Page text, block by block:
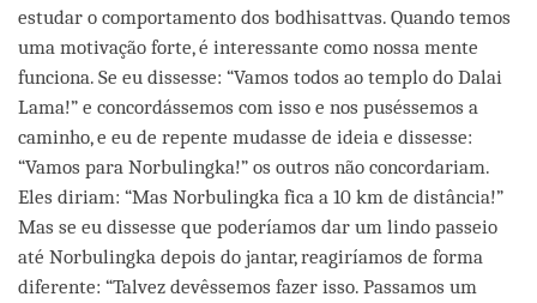
estudar o comportamento dos bodhisattvas. Quando temos
uma motivação forte, é interessante como nossa mente
funciona. Se eu dissesse: “Vamos todos ao templo do Dalai
Lama!” e concordássemos com isso e nos puséssemos a
caminho, e eu de repente mudasse de ideia e dissesse:
“Vamos para Norbulingka!” os outros não concordariam.
Eles diriam: “Mas Norbulingka fica a 10 km de distância!”
Mas se eu dissesse que poderíamos dar um lindo passeio
até Norbulingka depois do jantar, reagiríamos de forma
diferente: “Talvez devêssemos fazer isso. Passamos um